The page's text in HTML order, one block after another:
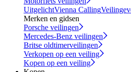
UitgelichtVienna Calling
Merken en gidsen
Porsche veilingen
Mercedes-Benz veilingen
Britse oldtimerveilingen
Verkopen op een veiling
Kopen op een veiling